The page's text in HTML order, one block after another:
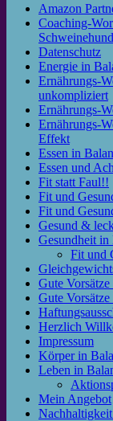
Amazon
Coaching-
Datenschutz
Energie in
Ernährungs-
unkompliziert
Ernährungs-
Ernährungs-
Effekt
Essen in
Essen und
Fit statt Faul!!
Fit und
Fit und
Gesund &
Gesundheit in
Fit und
Gute Vorsätze
Gute
Herzlich
Impressum
Körper in
Leben in
Mein Angebot